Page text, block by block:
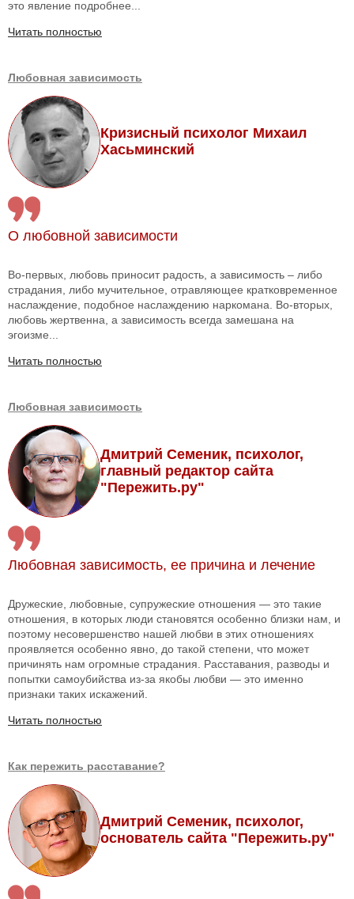
это явление подробнее...
Читать полностью
Любовная зависимость
Кризисный психолог Михаил
Хасьминский
О любовной зависимости
Во-первых, любовь приносит радость, а зависимость – либо
страдания, либо мучительное, отравляющее кратковременное
наслаждение, подобное наслаждению наркомана. Во-вторых,
любовь жертвенна, а зависимость всегда замешана на
эгоизме...
Читать полностью
Любовная зависимость
Дмитрий Семеник, психолог,
главный редактор сайта
"Пережить.ру"
Любовная зависимость, ее причина и лечение
Дружеские, любовные, супружеские отношения — это такие
отношения, в которых люди становятся особенно близки нам, и
поэтому несовершенство нашей любви в этих отношениях
проявляется особенно явно, до такой степени, что может
причинять нам огромные страдания. Расставания, разводы и
попытки самоубийства из-за якобы любви — это именно
признаки таких искажений.
Читать полностью
Как пережить расставание?
Дмитрий Семеник, психолог,
основатель сайта "Пережить.ру"